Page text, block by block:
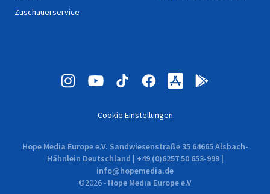
Zuschauerservice
Cookie Einstellungen
Hope Media Europe e.V. Sandwiesenstraße 35 64665 Alsbach-
Hähnlein Deutschland | +49 (0)6257 50 653-999 |
info@hopemedia.de
©2026- Hope Media Europe e.V